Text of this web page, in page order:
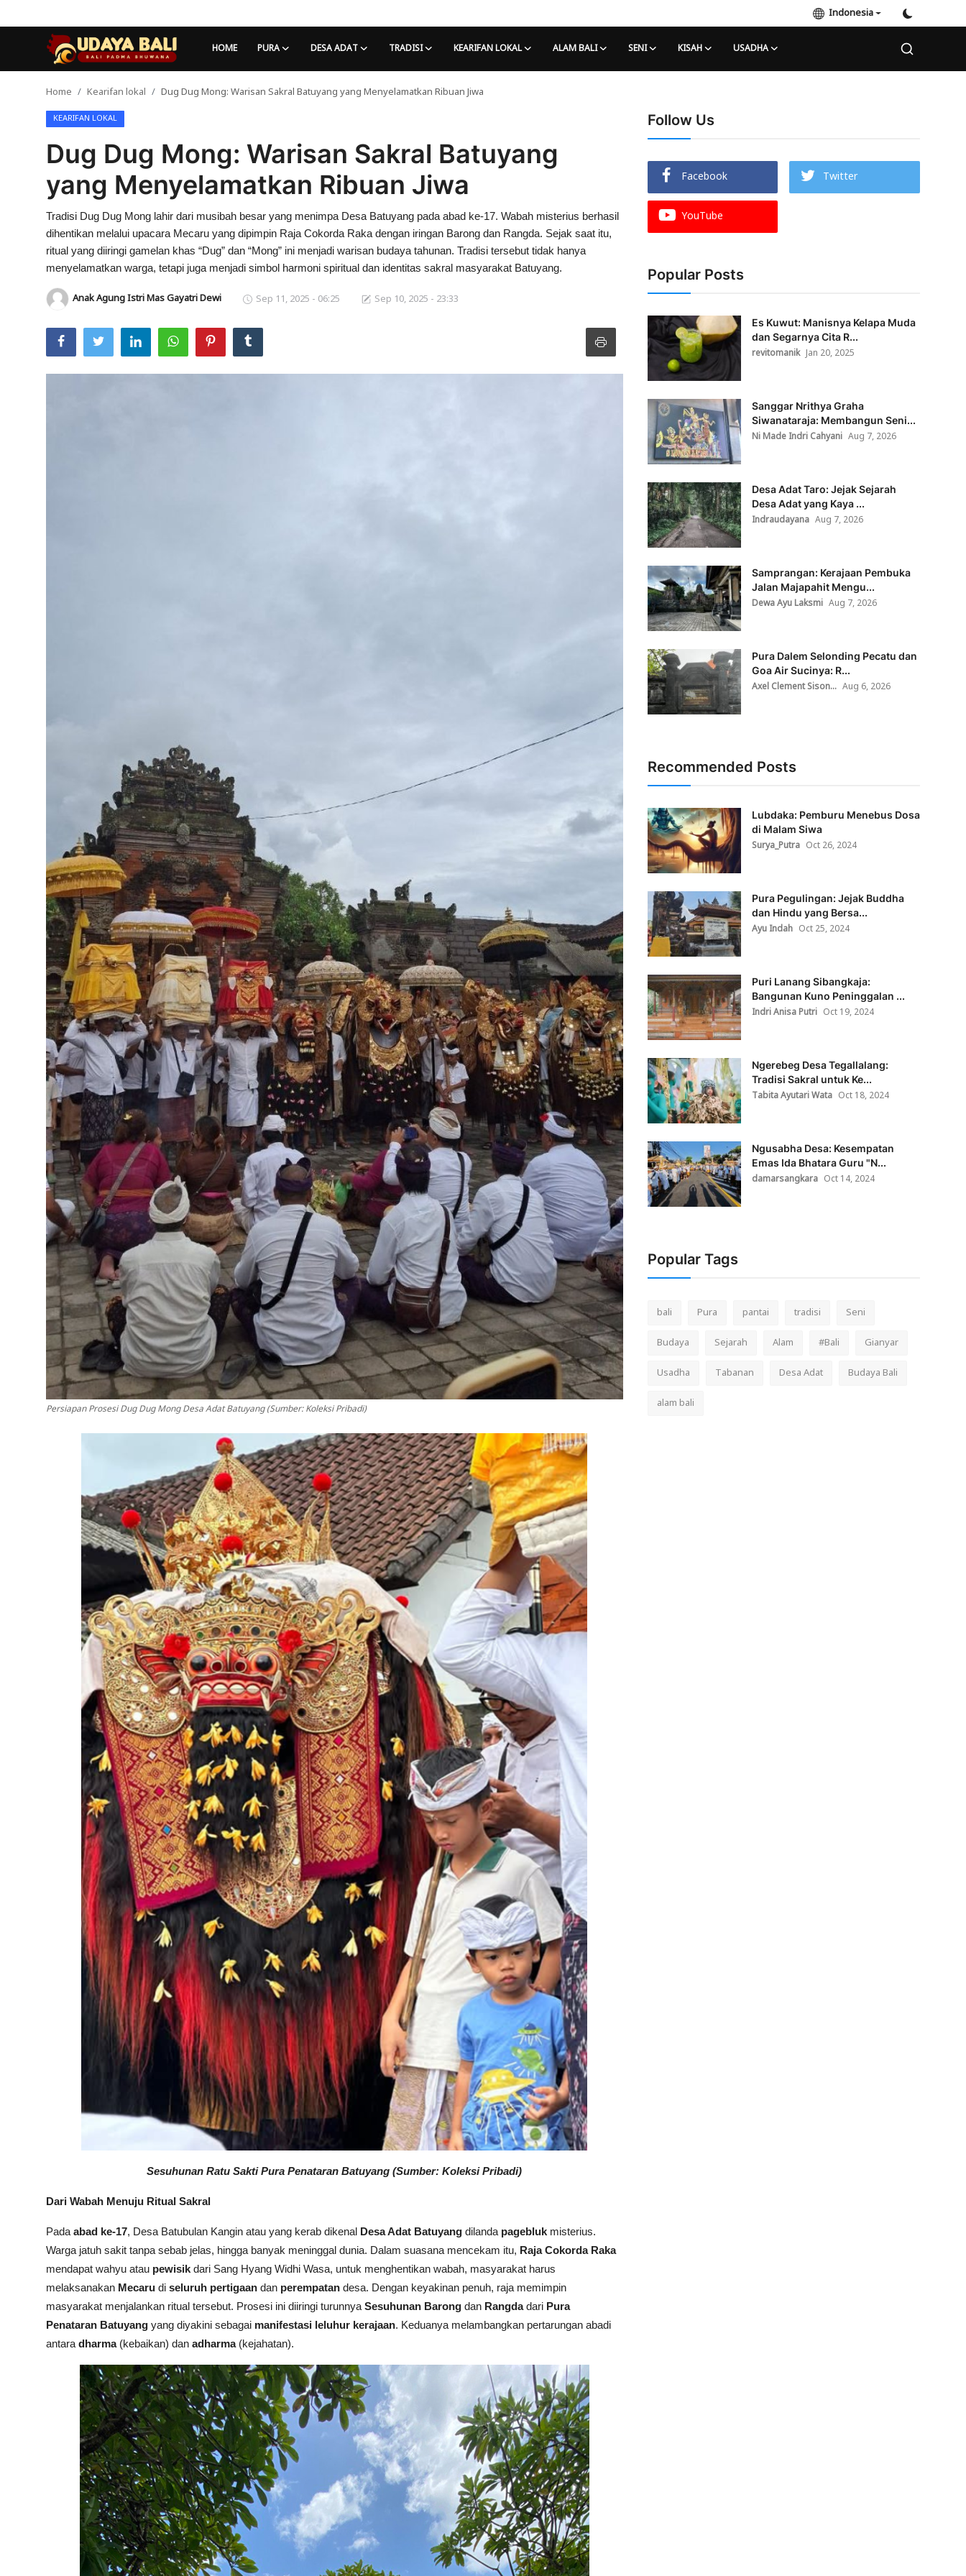
Indonesia
HOME PURA DESA ADAT TRADISI KEARIFAN LOKAL ALAM BALI SENI KISAH USADHA
Desa Adat
Kearifan lokal
Alam Bali
Home Kearifan lokal Dug Dug Mong: Warisan Sakral Batuyang yang Menyelamatkan Ribuan Jiwa
KEARIFAN LOKAL
Dug Dug Mong: Warisan Sakral Batuyang
yang Menyelamatkan Ribuan Jiwa
Tradisi Dug Dug Mong lahir dari musibah besar yang menimpa Desa Batuyang pada abad ke-17. Wabah misterius berhasil
dihentikan melalui upacara Mecaru yang dipimpin Raja Cokorda Raka dengan iringan Barong dan Rangda. Sejak saat itu,
ritual yang diiringi gamelan khas “Dug” dan “Mong” ini menjadi warisan budaya tahunan. Tradisi tersebut tidak hanya
menyelamatkan warga, tetapi juga menjadi simbol harmoni spiritual dan identitas sakral masyarakat Batuyang.
Anak Agung Istri Mas Gayatri Dewi Sep 11, 2025 - 06:25 Sep 10, 2025 - 23:33
Persiapan Prosesi Dug Dug Mong Desa Adat Batuyang (Sumber: Koleksi Pribadi)
Sesuhunan Ratu Sakti Pura Penataran Batuyang (Sumber: Koleksi Pribadi)
Dari Wabah Menuju Ritual Sakral
Pada abad ke-17, Desa Batubulan Kangin atau yang kerab dikenal Desa Adat Batuyang dilanda pagebluk misterius.
Warga jatuh sakit tanpa sebab jelas, hingga banyak meninggal dunia. Dalam suasana mencekam itu, Raja Cokorda Raka
mendapat wahyu atau pewisik dari Sang Hyang Widhi Wasa, untuk menghentikan wabah, masyarakat harus
melaksanakan Mecaru di seluruh pertigaan dan perempatan desa. Dengan keyakinan penuh, raja memimpin
masyarakat menjalankan ritual tersebut. Prosesi ini diiringi turunnya Sesuhunan Barong dan Rangdadari Pura
Penataran Batuyang yang diyakini sebagai manifestasi leluhur kerajaan. Keduanya melambangkan pertarungan abadi
antara dharma(kebaikan) dan adharma(kejahatan).
Follow Us
Facebook
Twitter
YouTube
Popular Posts
Es Kuwut: Manisnya Kelapa Muda
dan Segarnya Cita R...
revitomanik Jan 20, 2025
Sanggar Nrithya Graha
Siwanataraja: Membangun Seni...
Ni Made Indri Cahyani Aug 7, 2026
Desa Adat Taro: Jejak Sejarah
Desa Adat yang Kaya ...
Indraudayana Aug 7, 2026
Samprangan: Kerajaan Pembuka
Jalan Majapahit Mengu...
Dewa Ayu Laksmi Aug 7, 2026
Pura Dalem Selonding Pecatu dan
Goa Air Sucinya: R...
Axel Clement Sison... Aug 6, 2026
Recommended Posts
Lubdaka: Pemburu Menebus Dosa
di Malam Siwa
Surya_Putra Oct 26, 2024
Pura Pegulingan: Jejak Buddha
dan Hindu yang Bersa...
Ayu Indah Oct 25, 2024
Puri Lanang Sibangkaja:
Bangunan Kuno Peninggalan ...
Indri Anisa Putri Oct 19, 2024
Ngerebeg Desa Tegallalang:
Tradisi Sakral untuk Ke...
Tabita Ayutari Wata Oct 18, 2024
Ngusabha Desa: Kesempatan
Emas Ida Bhatara Guru "N...
damarsangkara Oct 14, 2024
Popular Tags
bali Pura pantai tradisi
Seni
Budaya
Sejarah Alam #Bali
Gianyar
Usadha
Tabanan Desa Adat
Budaya Bali
alam bali